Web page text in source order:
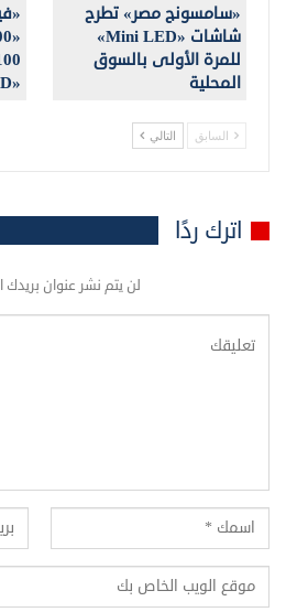
«سامسونج مصر» تطرح
شاشات «Mini LED»
للمرة الأولى بالسوق
المحلية
«AMOLED»
السابق التالي
اترك ردًا
لن يتم نشر عنوان بريدك